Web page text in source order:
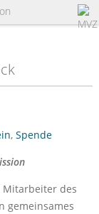
,Spende
des
gemeinsames